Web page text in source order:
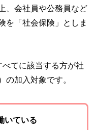
、会社員や公務員など
を「社会保険」としま
てに該当する方が社
の加入対象です。
いている